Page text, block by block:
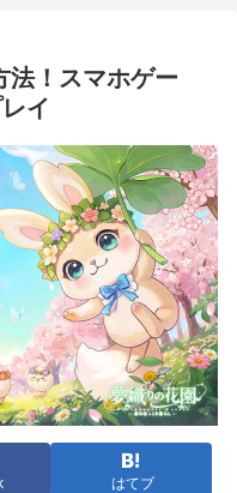
法！スマホゲー
イ
はてブ